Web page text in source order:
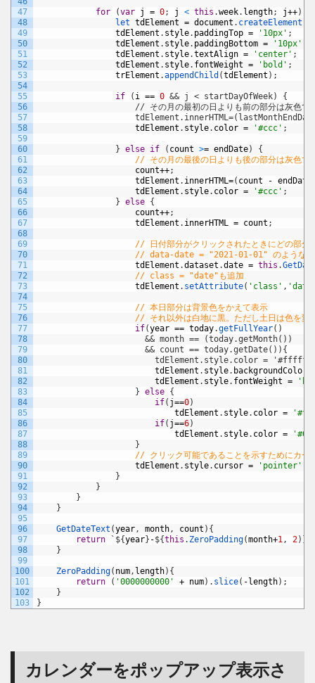
47
48
49
50
51
52
53
54
55
56
57
58
59
60
61
62
63
64
65
66
67
68
69
70
71
72
73
74
75
76
77
78
79
80
81
82
83
84
85
86
87
88
89
90
91
92
93
94
95
96
97
98
99
100
101
102
103
for (var j = 0; j < this .week. length; j++)
let tdElement = document . createElement
tdElement . style. paddingTop = '10px' ;
tdElement . style. paddingBottom = '10px'
tdElement . style.textAlign = 'center' ;
tdElement . style. fontWeight = 'bold' ;
trElement .appendChild (tdElement ) ;
if ( i == 0 && j < startDayOfWeek) {
// その月の最初の日よりも前の部分は灰色で表
tdElement.innerHTML=(lastMonthEndDate -
tdElement . style. color = '#ccc' ;
} else if ( count >= endDate)
{
// その月の最後の日よりも後の部分は灰色で
count++;
tdElement . innerHTML=( count - endDate
tdElement . style. color = '#ccc' ;
} else {
count++;
tdElement . innerHTML = count ;
// 日付部分がクリックされたときにどの部分
// data-date = "2021-01-01" のようなタ
tdElement .dataset .date = this .
// class = "date"も追加
tdElement . setAttribute( 'class' ,
// 本日部分は背景色をかえて表示
// それ以外は白地に黒。ただし土日は色を変
if(year == today.getFullYear( )
&& month == (today.getMonth())
&& count == today.getDate()){
tdElement.style.color =
tdElement . style. backgroundColor
tdElement . style. fontWeight =
} else {
if( j==0)
tdElement . style. color =
if( j==6)
tdElement . style. color =
}
// クリック可能であることを示すためにカー
tdElement . style. cursor = 'pointer'
}
}
}
}
GetDateText (year, month, count ) {
return
` ${year} -${this . ZeroPadding(month+1, 2)
}
ZeroPadding( num, length) {
return
( '0000000000' + num) . slice( - length) ;
}
}
カレンダーをポップアップ表示さ